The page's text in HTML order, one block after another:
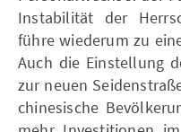
Instabilität der
führe wiederum zu
Auch die Einstellung
zur neuen
chinesische